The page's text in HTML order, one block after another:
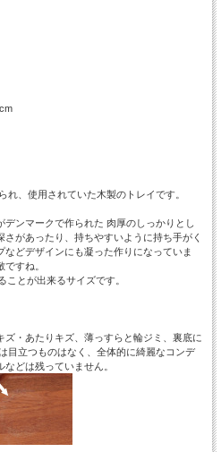
れ、使用されていた木製のトレイです。
デンマークで作られた 肉厚のしっかりとし
があったり、持ちやすいように持ち手がく
などデザインにも凝った作りになっていま
すね。
とが出来るサイズです。
・あたりキズ、薄っすらと輪ジミ、裏底に
目立つものはなく、全体的に綺麗なコンデ
どは残っていません。